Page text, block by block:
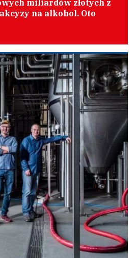
miliardów złotych z
na alkohol. Oto